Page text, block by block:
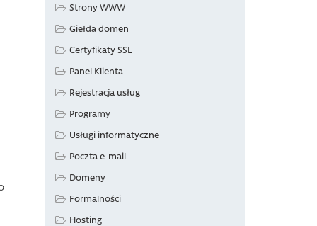
Strony WWW
Giełda domen
Certyfikaty SSL
Panel Klienta
Rejestracja usług
Programy
Usługi informatyczne
Poczta e-mail
Domeny
Formalności
Hosting